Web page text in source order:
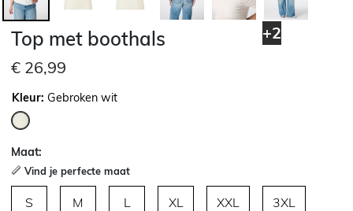
+2
Top met boothals
€ 26,99
Kleur: Gebroken wit
Maat:
Vind je perfecte maat
S M L XL XXL 3XL